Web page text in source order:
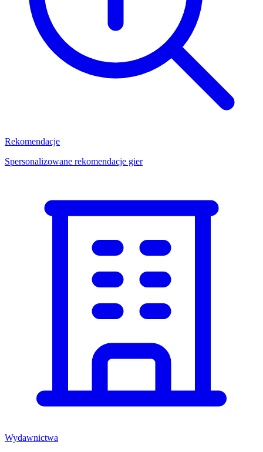
Rekomendacje
Spersonalizowane rekomendacje gier
Wydawnictwa